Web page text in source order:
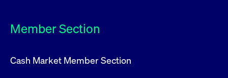
Member Section
Cash Market Member Section